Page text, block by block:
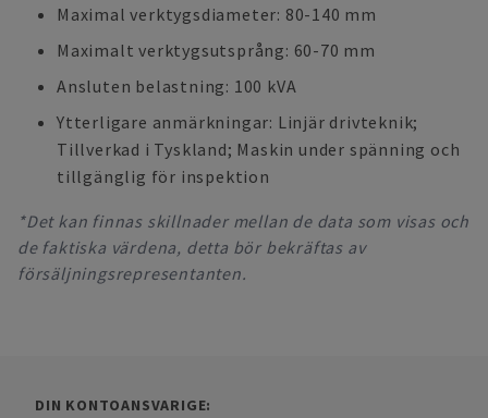
Maximal verktygsdiameter: 80-140 mm
Maximalt verktygsutsprång: 60-70 mm
Ansluten belastning: 100 kVA
Ytterligare anmärkningar: Linjär drivteknik;
Tillverkad i Tyskland; Maskin under spänning och
tillgänglig för inspektion
*Det kan finnas skillnader mellan de data som visas och
de faktiska värdena, detta bör bekräftas av
försäljningsrepresentanten.
DIN KONTOANSVARIGE: